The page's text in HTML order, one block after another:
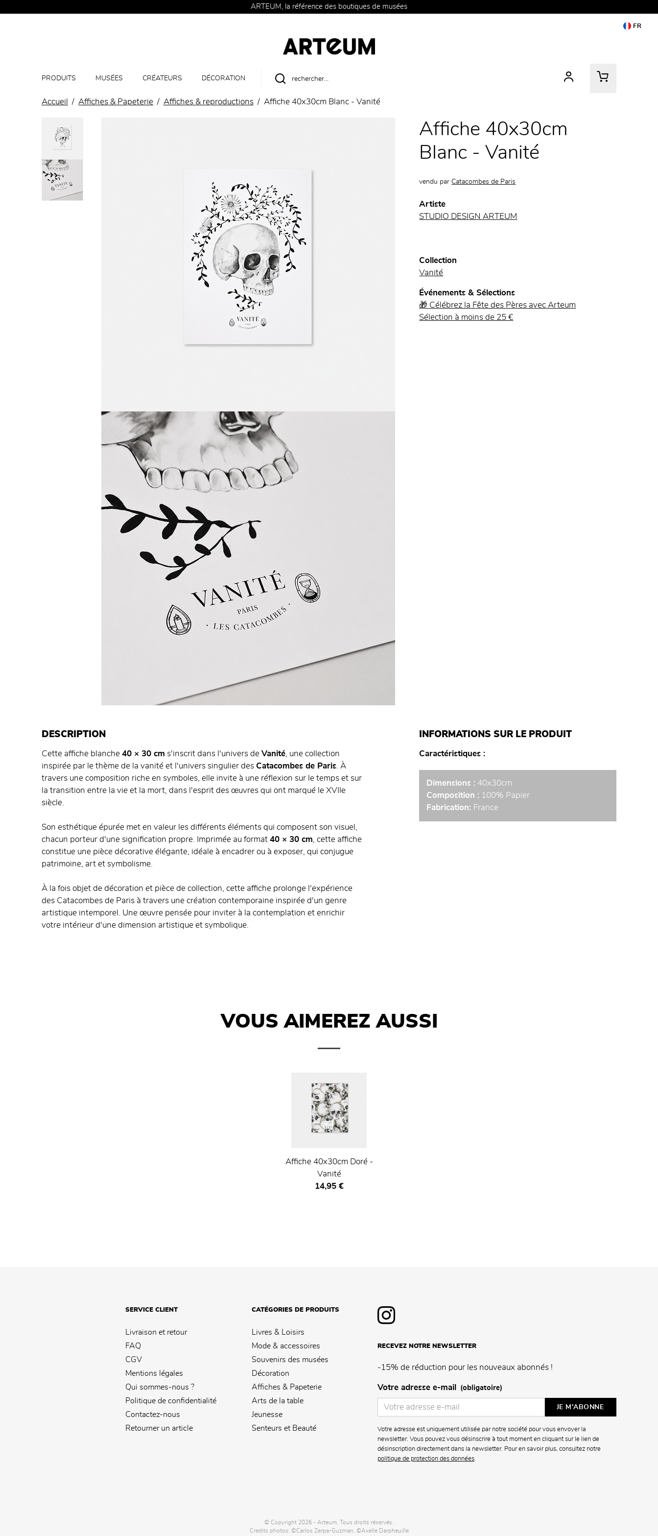
ARTEUM, la référence des boutiques de musées
FR
PRODUITS MUSÉES CRÉATEURS DÉCORATION
Accueil Affiches & Papeterie Affiches & reproductions Affiche 40x30cm Blanc - Vanité
Affiche 40x30cm
Blanc - Vanité
vendu par Catacombes de Paris
Artiste
STUDIO DESIGN ARTEUM
Collection
Vanité
Événements & Sélections
🎁 Célébrez la Fête des Pères avec Arteum
Sélection à moins de 25 €
DESCRIPTION
Cette affiche blanche 40 × 30 cm s'inscrit dans l'univers de Vanité, une collection
inspirée par le thème de la vanité et l'univers singulier des Catacombes de Paris. À
travers une composition riche en symboles, elle invite à une réflexion sur le temps et sur
la transition entre la vie et la mort, dans l'esprit des œuvres qui ont marqué le XVIIe
siècle.
Son esthétique épurée met en valeur les différents éléments qui composent son visuel,
chacun porteur d'une signification propre. Imprimée au format 40 × 30 cm, cette affiche
constitue une pièce décorative élégante, idéale à encadrer ou à exposer, qui conjugue
patrimoine, art et symbolisme.
À la fois objet de décoration et pièce de collection, cette affiche prolonge l'expérience
des Catacombes de Paris à travers une création contemporaine inspirée d'un genre
artistique intemporel. Une œuvre pensée pour inviter à la contemplation et enrichir
votre intérieur d'une dimension artistique et symbolique.
INFORMATIONS SUR LE PRODUIT
Caractéristiques
Dimensions : 40x30cm
Composition : 100% Papier
Fabrication: France
VOUS AIMEREZ AUSSI
Affiche 40x30cm Doré -
Vanité
Prix ​​actuel
14,95 €
SERVICE CLIENT
Livraison et retour
FAQ
CGV
Mentions légales
Qui sommes-nous ?
Politique de confidentialité
Contactez-nous
Retourner un article
CATÉGORIES DE PRODUITS
Livres & Loisirs
Mode & accessoires
Souvenirs des musées
Décoration
Affiches & Papeterie
Arts de la table
Jeunesse
Senteurs et Beauté
RECEVEZ NOTRE NEWSLETTER
-15% de réduction pour les nouveaux abonnés !
Votre adresse e-mail (obligatoire)
Votre adresse est uniquement utilisée par notre société pour vous envoyer la
newsletter. Vous pouvez vous désinscrire à tout moment en cliquant sur le lien de
désinscription directement dans la newsletter. Pour en savoir plus, consultez notre
politique de protection des données.
© Copyright 2026 - Arteum. Tous droits réservés.
Credits photos: ©Carlos Zerpa-Guzman, ©Axelle Darpheuille